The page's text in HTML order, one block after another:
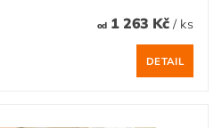
od1 263 Kč / ks
DETAIL